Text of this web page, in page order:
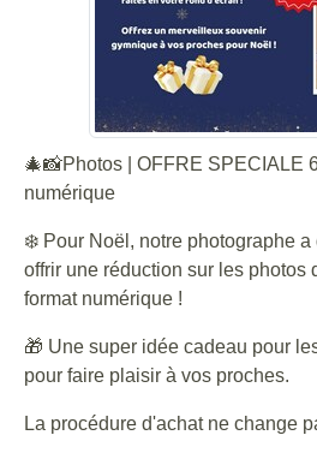
🎄📸Photos | OFFRE SPECIALE
numérique
❄️ Pour Noël, notre photographe
offrir une réduction sur les photos
format numérique !
🎁 Une super idée cadeau pour
pour faire plaisir à vos proches.
La procédure d'achat ne change